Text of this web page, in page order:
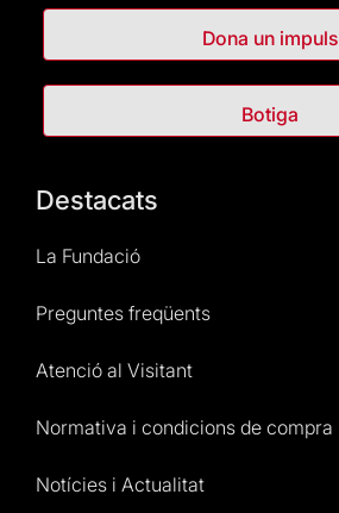
Dona un impuls
Botiga
Destacats
La Fundació
Preguntes freqüents
Atenció al Visitant
Normativa i condicions de compra
Notícies i Actualitat